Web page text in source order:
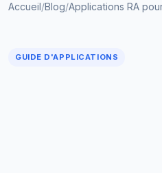
Accueil/Blog/Applications RA
GUIDE D'APPLICATIONS